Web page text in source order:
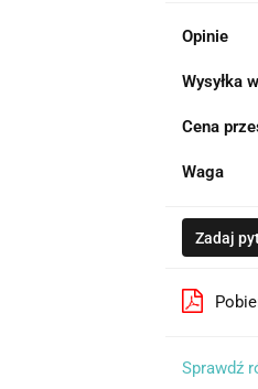
Opinie
Wysyłka
Cena
Waga
Zadaj
Sprawdź